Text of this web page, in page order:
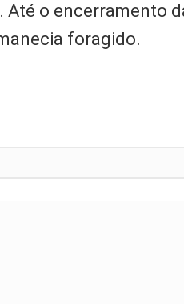
. Até o encerramento
foragido.